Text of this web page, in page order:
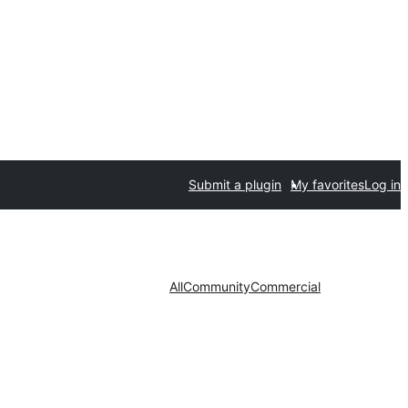
Submit a plugin My favoritesLog in
AllCommunityCommercial